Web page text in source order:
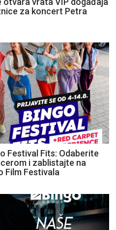
za koncert Petra
Festival Fits: Odaberite
i zablistajte na
Film Festivala